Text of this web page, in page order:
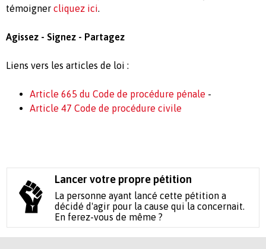
témoigner cliquez ici.
Agissez - Signez - Partagez
Liens vers les articles de loi :
Article 665 du Code de procédure pénale -
Article 47 Code de procédure civile
Lancer votre propre pétition
La personne ayant lancé cette pétition a
décidé d'agir pour la cause qui la concernait.
En ferez-vous de même ?